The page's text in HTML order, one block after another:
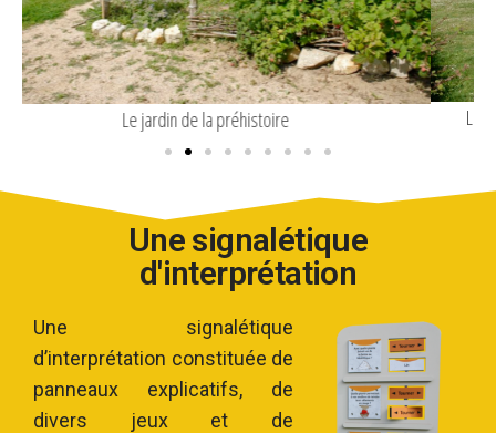
La maison de l’âge du bronze et le grenier (reconstitutions)
Une signalétique
d'interprétation
Une signalétique
d’interprétation constituée de
panneaux explicatifs, de
divers jeux et de